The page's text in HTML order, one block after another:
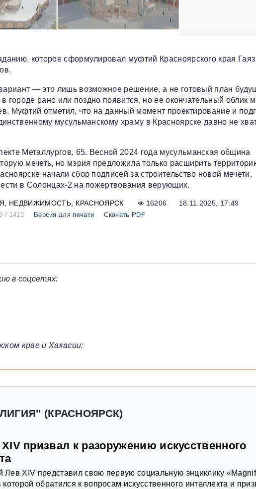
которое сформулировал муфтий Красноярского края Гаяз
— это лишь возможное решение, а не готовый план
городе рано или поздно появится, но ее окончательный облик
Муфтий отметил, что на данный момент проектирование и
мусульманскому храму в Красноярске давно не
Металлургов, 65. Весной 2024 года мусульманская община
мечеть, но мэрия предложила только расширить
начали сбор подписей за строительство новой мечети.
в Солонцах-2 на пожертвования верующих.
НЕДВИЖИМОСТЬ КРАСНОЯРСК 16206 18.11.2025, 17:49
/ 1413 Версия для печати Скачать PDF
в соцсетях:
крае и Хакасии:
(КРАСНОЯРСК)
призвал к разоружению искусственного
Лев XIV представил свою первую социальную энциклику
обратился к вопросам искусственного интеллекта и